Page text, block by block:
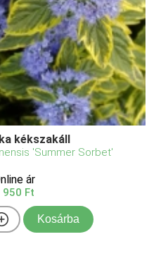
kékszakáll
'Summer Sorbet'
ár
950 Ft
Kosárba